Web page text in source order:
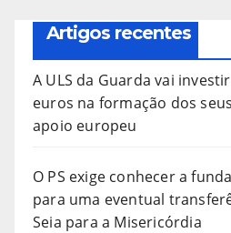
Artigos recentes
A ULS da Guarda vai
euros na formação dos
apoio europeu
O PS exige conhecer a
para uma eventual
Seia para a Misericórdia